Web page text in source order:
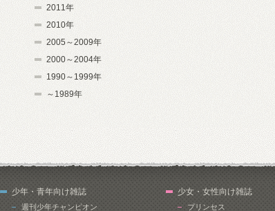
2011年
2010年
2005～2009年
2000～2004年
1990～1999年
～1989年
少年・青年向け雑誌
週刊少年チャンピオン
少女・女性向け雑誌
プリンセス